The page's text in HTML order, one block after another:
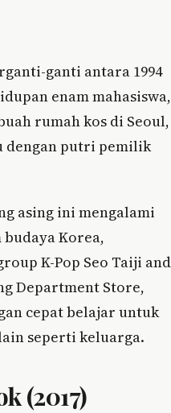
ganti antara 1994
enam mahasiswa,
rumah kos di Seoul,
dengan putri pemilik
asing ini mengalami
Korea,
K-Pop Seo Taiji and
Department Store,
cepat belajar untuk
seperti keluarga.
(2017)